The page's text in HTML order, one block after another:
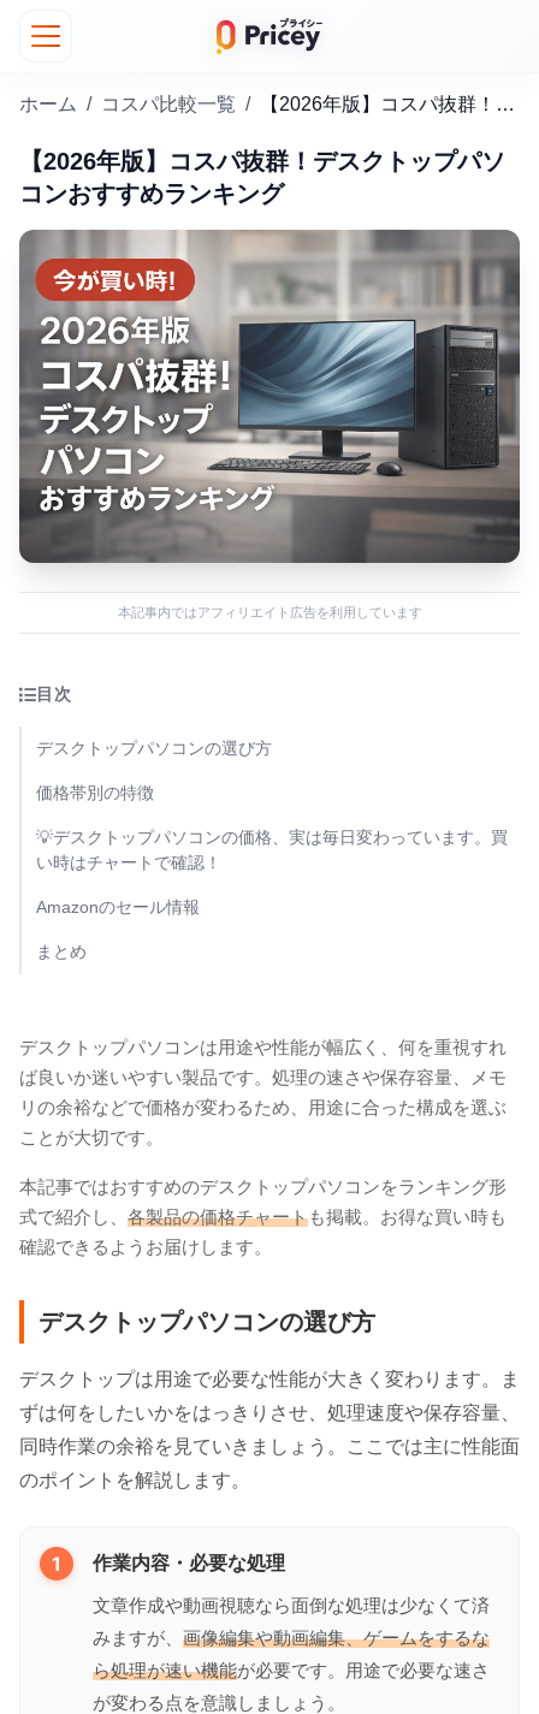
ホーム / コスパ比較一覧 / 【2026年版】コスパ抜群！デスクトップパソコンおすすめランキング
【2026年版】コスパ抜群！デスクトップパソ
コンおすすめランキング
本記事内ではアフィリエイト広告を利用しています
目次
デスクトップパソコンの選び方
価格帯別の特徴
💡デスクトップパソコンの価格、実は毎日変わっています。買
い時はチャートで確認！
Amazonのセール情報
まとめ
デスクトップパソコンは用途や性能が幅広く、何を重視すれ
ば良いか迷いやすい製品です。処理の速さや保存容量、メモ
リの余裕などで価格が変わるため、用途に合った構成を選ぶ
ことが大切です。
本記事ではおすすめのデスクトップパソコンをランキング形
式で紹介し、 各製品の価格チャートも掲載。お得な買い時も
確認できるようお届けします。
デスクトップパソコンの選び方
デスクトップは用途で必要な性能が大きく変わります。ま
ずは何をしたいかをはっきりさせ、処理速度や保存容量、
同時作業の余裕を見ていきましょう。ここでは主に性能面
のポイントを解説します。
1 作業内容・必要な処理
文章作成や動画視聴なら面倒な処理は少なくて済
みますが、 画像編集や動画編集、ゲームをするな
ら処理が速い機能が必要です。用途で必要な速さ
が変わる点を意識しましょう。